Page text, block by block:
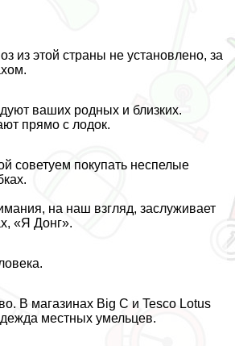
из этой страны не установлено, за
ваших родных и близких.
прямо с лодок.
советуем покупать неспелые
на наш взгляд, заслуживает
«Я Донг».
В магазинах Big C и Tesco Lotus
местных умельцев.